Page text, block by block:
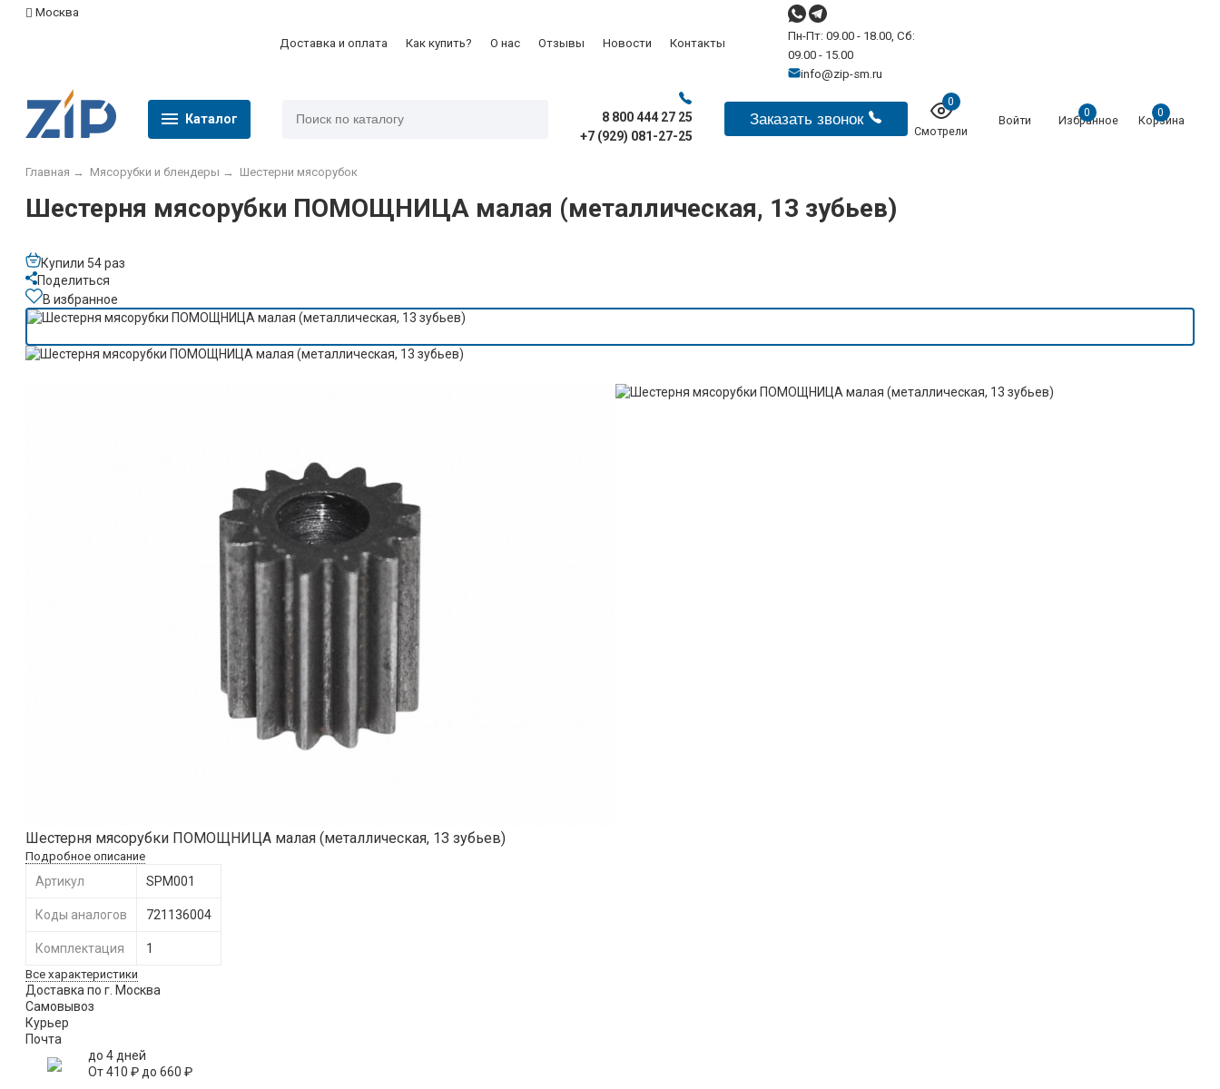
Москва
Доставка и оплата Как купить? О нас Отзывы Новости Контакты
Пн-Пт: 09.00 - 18.00, Сб:
09.00 - 15.00
info@zip-sm.ru
Каталог
8 800 444 27 25
+7 (929) 081-27-25
Заказать звонок
0
Смотрели
Войти
0
Избранное
0
Корзина
Главная → Мясорубки и блендеры → Шестерни мясорубок
Шестерня мясорубки ПОМОЩНИЦА малая (металлическая, 13 зубьев)
Купили 54 раз
Поделиться
В избранное
Шестерня мясорубки ПОМОЩНИЦА малая (металлическая, 13 зубьев)
Подробное описание
Артикул SPM001
Коды аналогов 721136004
Комплектация 1
Все характеристики
Доставка по г. Москва
Самовывоз
Курьер
Почта
до 4 дней
От410 ₽до 660 ₽